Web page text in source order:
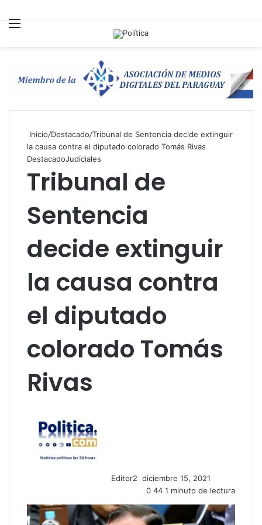
Inicio/Destacado/Tribunal de Sentencia decide extinguir
la causa contra el diputado colorado Tomás Rivas
DestacadoJudiciales
Tribunal de
Sentencia
decide extinguir
la causa contra
el diputado
colorado Tomás
Rivas
Editor2 e
m
a
i
diciembre 15, 2021
0 44 1 minuto de lectura